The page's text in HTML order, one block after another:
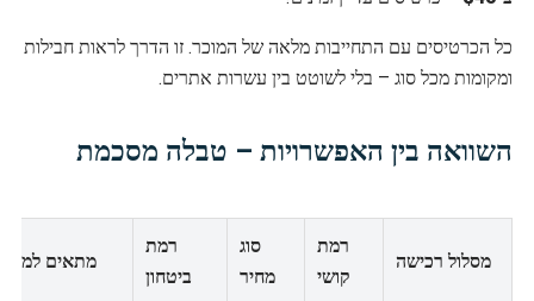
כל הכרטיסים עם התחייבות מלאה של המוכר. זו הדרך לראות חבילות
ומקומות מכל סוג – בלי לשוטט בין עשרות אתרים.
השוואה בין האפשרויות – טבלה מסכמת
מסלול רכישה
רמת
קושי
סוג
מחיר
רמת
ביטחון
מתאים למי?